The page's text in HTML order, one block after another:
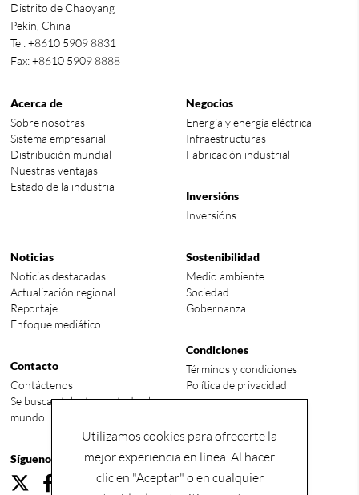
Utilizamos cookies para ofrecerte la
mejor experiencia en línea. Al hacer
clic en "Aceptar" o en cualquier
Distrito de Chaoyang
Pekín, China
Tel: +8610 5909 8831
Fax: +8610 5909 8888
Acerca de
Sobre nosotras
Sistema empresarial
Distribución mundial
Nuestras ventajas
Estado de la industria
Negocios
Energía y energía eléctrica
Infraestructuras
Fabricación industrial
Inversións
Inversións
Noticias
Noticias destacadas
Actualización regional
Reportaje
Enfoque mediático
Contacto
Contáctenos
Se buscan talentos en todo el
mundo
Sostenibilidad
Medio ambiente
Sociedad
Gobernanza
Condiciones
Términos y condiciones
Política de privacidad
Síguenos